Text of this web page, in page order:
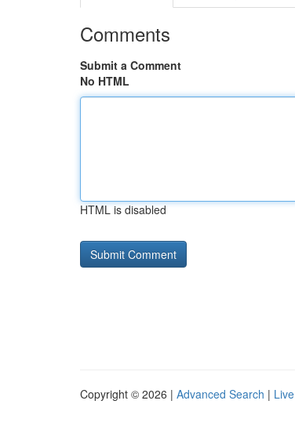
Comments
Submit a Comment
No HTML
HTML is disabled
Copyright © 2026 | Advanced Search | Live